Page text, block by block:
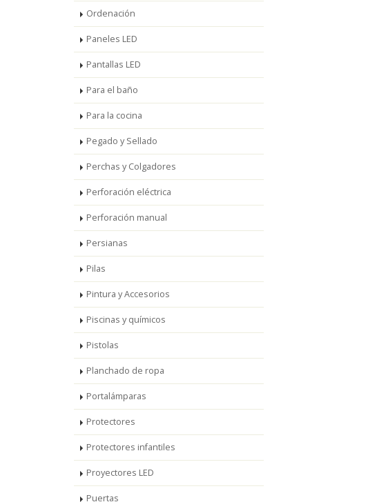
Ordenación
Paneles LED
Pantallas LED
Para el baño
Para la cocina
Pegado y Sellado
Perchas y Colgadores
Perforación eléctrica
Perforación manual
Persianas
Pilas
Pintura y Accesorios
Piscinas y químicos
Pistolas
Planchado de ropa
Portalámparas
Protectores
Protectores infantiles
Proyectores LED
Puertas